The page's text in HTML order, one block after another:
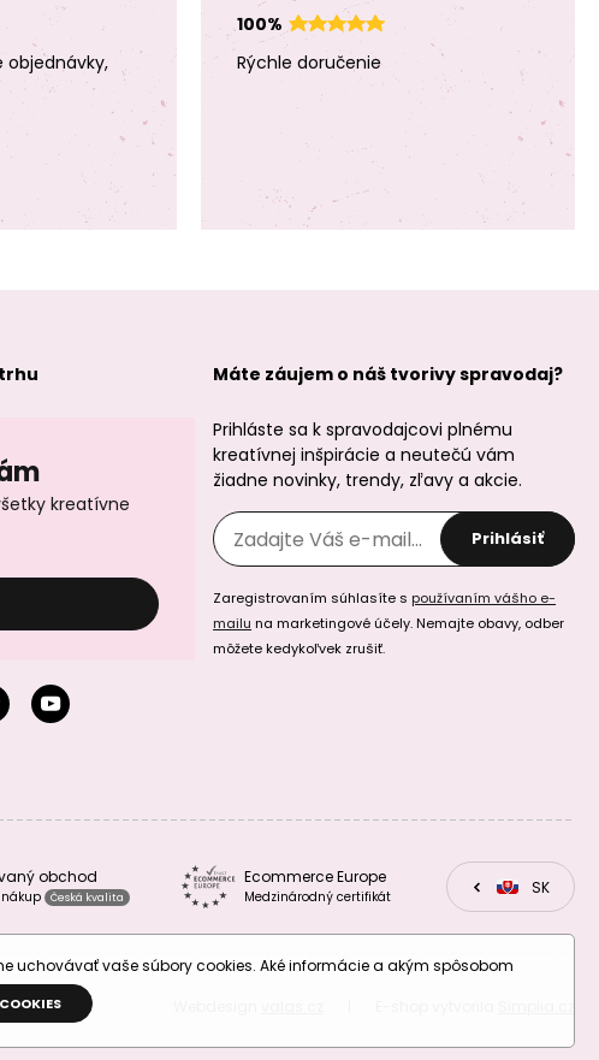
Manumi spájací
diel mušľa
9,5x7mm
Manumi spájací
9,5x7mm
Manumi prívesok
srdce 10x9,5mm
pozlátený
Manumi kruhový
rámik 19x17mm
pozlátený
Manumi prívesok
polmesiac
13x11,5mm
Manumi prívesok
lotos 11x10mm
pozlátený
objednávky,
100%
Rýchle doručenie
kreatívne
Máte záujem o náš tvorivy spravodaj?
Prihláste sa k spravodajcovi plnému
kreatívnej inšpirácie a neutečú vám
žiadne novinky, trendy, zľavy a akcie.
Prihlásiť
Zaregistrovaním súhlasíte s používaním vášho e-
mailu na marketingové účely. Nemajte obavy, odber
môžete kedykoľvek zrušiť.
obchod
nákup Česká kvalita
Ecommerce Europe
Medzinárodný certifikát CZSK
uchovávať vaše súbory cookies. Aké informácie a akým spôsobom